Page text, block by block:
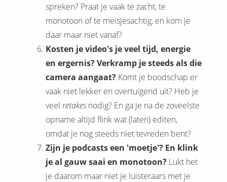
spreken? Praat je vaak te zacht, te
monotoon of te meisjesachtig, en kom je
daar maar niet vanaf?
Kosten je video's je veel tijd, energie
en ergernis?Verkramp je steeds als die
camera aangaat? Komt je boodschap er
vaak niet lekker en overtuigend uit? Heb je
veel retakesnodig? En ga je na de zoveelste
opname altijd flink wat (laten) editen,
omdat je nog steeds niet tevreden bent?
Zijn je podcasts een 'moetje'? En klink
je al gauw saai en monotoon? Lukt het
je daarom maar niet je luisteraars met je